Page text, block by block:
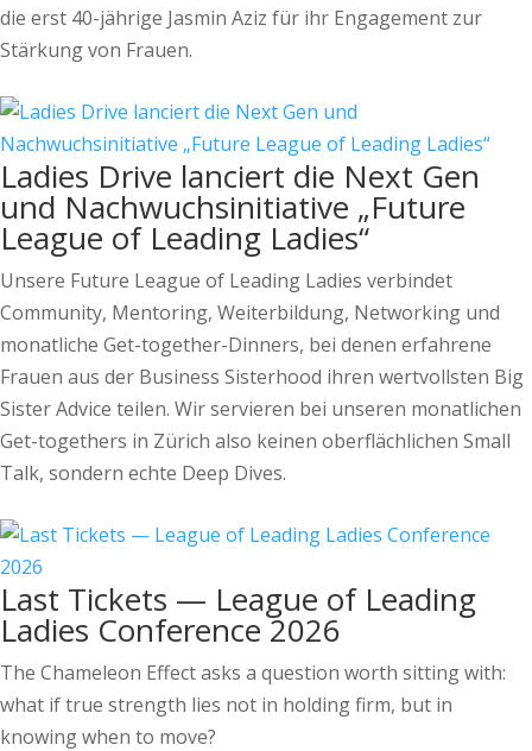
die erst 40-jährige Jasmin Aziz für ihr Engagement zur
Stärkung von Frauen.
Ladies Drive lanciert die Next Gen
und Nachwuchsinitiative „Future
League of Leading Ladies“
Unsere Future League of Leading Ladies verbindet
Community, Mentoring, Weiterbildung, Networking und
monatliche Get-together-Dinners, bei denen erfahrene
Frauen aus der Business Sisterhood ihren wertvollsten Big
Sister Advice teilen. Wir servieren bei unseren monatlichen
Get-togethers in Zürich also keinen oberflächlichen Small
Talk, sondern echte Deep Dives.
Last Tickets — League of Leading
Ladies Conference 2026
The Chameleon Effect asks a question worth sitting with:
what if true strength lies not in holding firm, but in
knowing when to move?